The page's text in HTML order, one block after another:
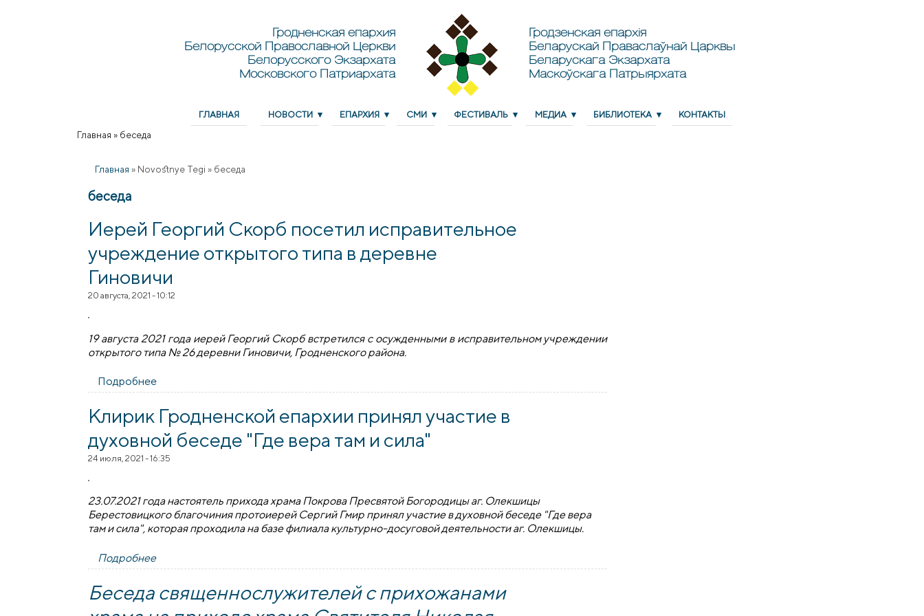
Гродненская епархия
Белорусской Православной Церкви
Белорусского Экзархата
Московского Патриархата
Гродзенская епархія
Беларускай Праваслаўнай Царквы
Беларускага Экзархата
Маскоўскага Патрыярхата
ГЛАВНАЯ НОВОСТИ ЕПАРХИЯ СМИ ФЕСТИВАЛЬ МЕДИА БИБЛИОТЕКА КОНТАКТЫ
Главная » беседа
Главная » Novostnye Tegi » беседа
беседа
Иерей Георгий Скорб посетил исправительное
учреждение открытого типа в деревне
Гиновичи
20 августа, 2021 - 10:12
19 августа 2021 года иерей Георгий Скорб встретился с осужденными в исправительном учреждении
открытого типа № 26 деревни Гиновичи, Гродненского района.
Подробнее
Клирик Гродненской епархии принял участие в
духовной беседе "Где вера там и сила"
24 июля, 2021 - 16:35
23.07.2021 года настоятель прихода храма Покрова Пресвятой Богородицы аг. Олекшицы
Берестовицкого благочиния протоиерей Сергий Гмир принял участие в духовной беседе "Где вера
там и сила", которая проходила на базе филиала культурно-досуговой деятельности аг. Олекшицы.
Подробнеео Клирик Гродненской епархии принял участие в духовной беседе "Где вера там и сила"
Беседа священнослужителей с прихожанами